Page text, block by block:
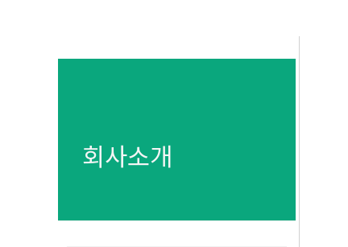
회사소개